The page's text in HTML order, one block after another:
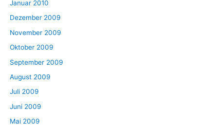
Januar 2010
Dezember 2009
November 2009
Oktober 2009
September 2009
August 2009
Juli 2009
Juni 2009
Mai 2009